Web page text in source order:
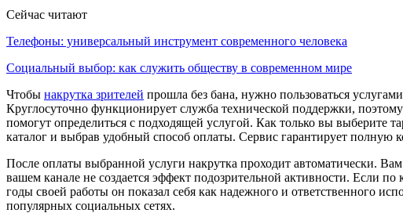
Сейчас читают
Телефоны: универсальный инструмент современного человека
Социальный выбор: как служить обществу в современном мире
Чтобы накрутка зрителей прошла без бана, нужно пользоваться
Круглосуточно функционирует служба технической поддержки,
помогут определиться с подходящей услугой. Как только вы выберите
каталог и выбрав удобный способ оплаты. Сервис гарантирует полную
После оплаты выбранной услуги накрутка проходит автоматически.
вашем канале не создается эффект подозрительной активности. Если
годы своей работы он показал себя как надежного и ответственного
популярных социальных сетях.